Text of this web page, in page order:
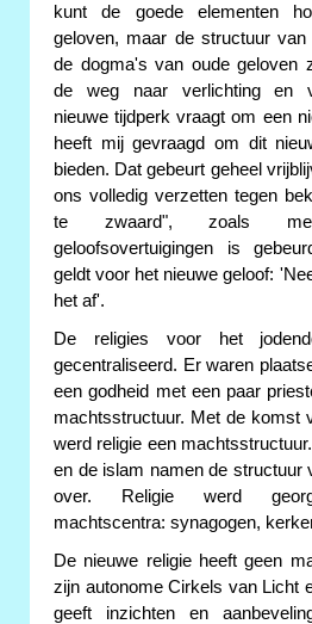
kunt de goede elementen
geloven, maar de structuur
de dogma's van oude geloven
de weg naar verlichting en
nieuwe tijdperk vraagt om een
heeft mij gevraagd om dit
bieden. Dat gebeurt geheel
ons volledig verzetten tegen
te zwaard", zoals
geloofsovertuigingen is
geldt voor het nieuwe geloof:
het af'.
De religies voor het
gecentraliseerd. Er waren
een godheid met een paar
machtsstructuur. Met de komst
werd religie een
en de islam namen de structuur
over. Religie werd
machtscentra: synagogen,
De nieuwe religie heeft geen
zijn autonome Cirkels van Licht
geeft inzichten en